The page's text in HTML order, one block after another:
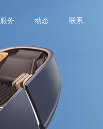
服务 动态 联系